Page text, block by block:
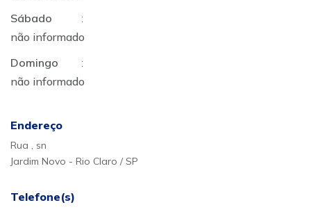
Sábado
:
não informado
Domingo
:
não informado
Endereço
Rua , sn
Jardim Novo - Rio Claro / SP
Telefone(s)